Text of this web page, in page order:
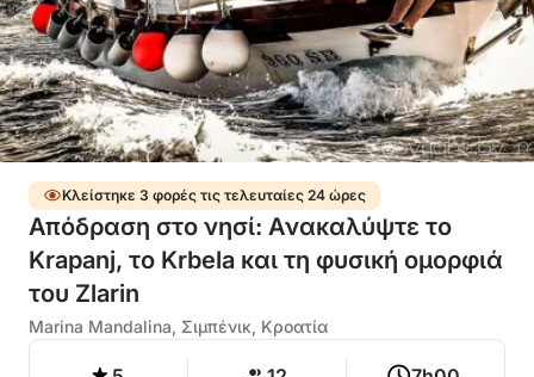
Κλείστηκε 3 φορές τις τελευταίες 24 ώρες
Απόδραση στο νησί: Ανακαλύψτε το
Krapanj, το Krbela και τη φυσική ομορφιά
του Zlarin
Marina Mandalina, Σιμπένικ, Κροατία